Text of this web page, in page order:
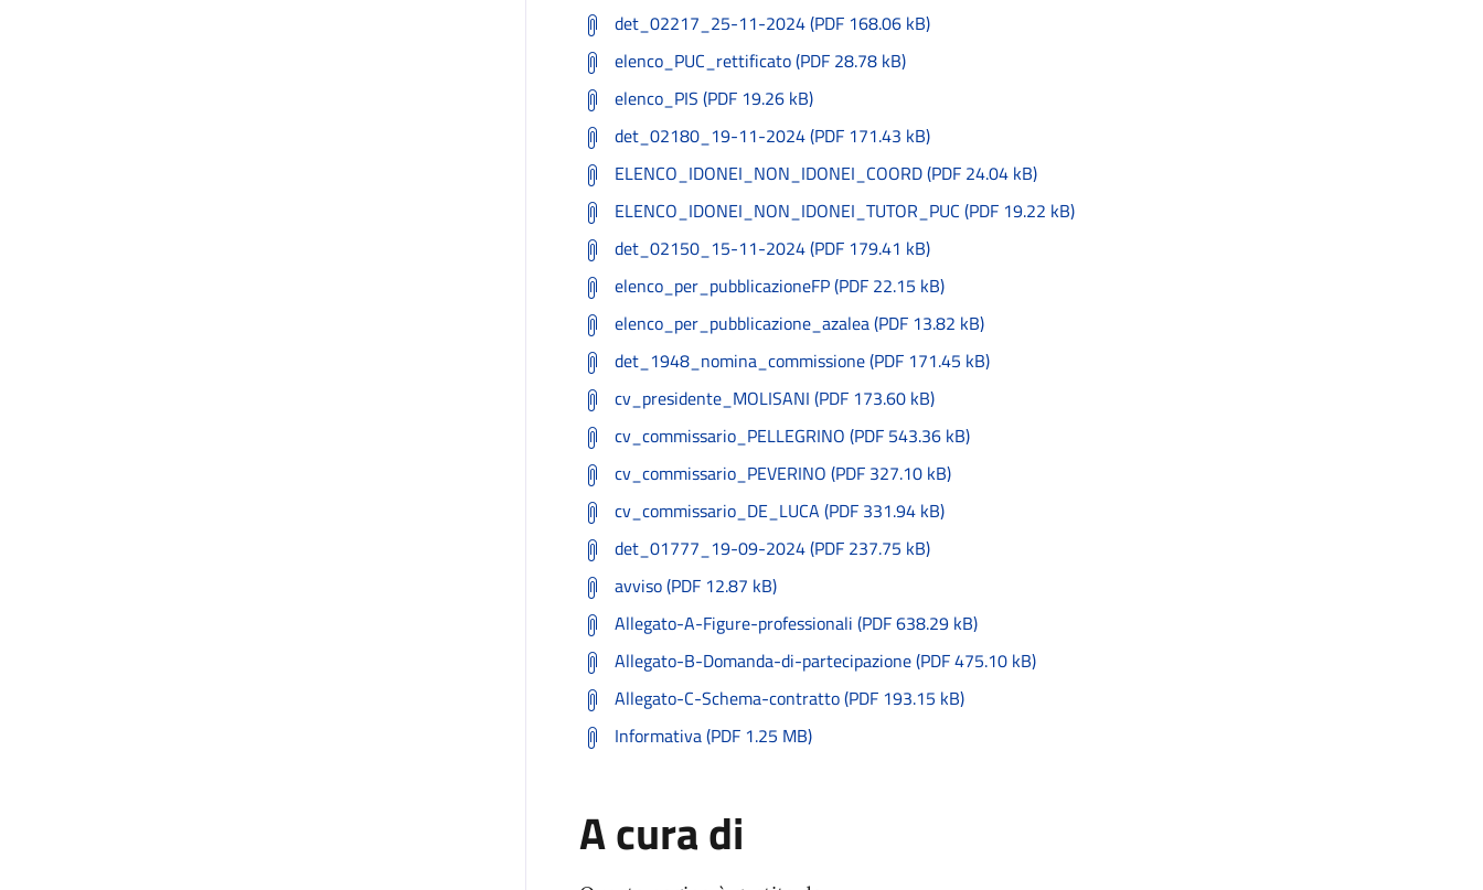
det_02217_25-11-2024 (PDF 168.06 kB)
elenco_PUC_rettificato (PDF 28.78 kB)
elenco_PIS (PDF 19.26 kB)
det_02180_19-11-2024 (PDF 171.43 kB)
ELENCO_IDONEI_NON_IDONEI_COORD (PDF 24.04 kB)
ELENCO_IDONEI_NON_IDONEI_TUTOR_PUC (PDF 19.22 kB)
det_02150_15-11-2024 (PDF 179.41 kB)
elenco_per_pubblicazioneFP (PDF 22.15 kB)
elenco_per_pubblicazione_azalea (PDF 13.82 kB)
det_1948_nomina_commissione (PDF 171.45 kB)
cv_presidente_MOLISANI (PDF 173.60 kB)
cv_commissario_PELLEGRINO (PDF 543.36 kB)
cv_commissario_PEVERINO (PDF 327.10 kB)
cv_commissario_DE_LUCA (PDF 331.94 kB)
det_01777_19-09-2024 (PDF 237.75 kB)
avviso (PDF 12.87 kB)
Allegato-A-Figure-professionali (PDF 638.29 kB)
Allegato-B-Domanda-di-partecipazione (PDF 475.10 kB)
Allegato-C-Schema-contratto (PDF 193.15 kB)
Informativa (PDF 1.25 MB)
A cura di